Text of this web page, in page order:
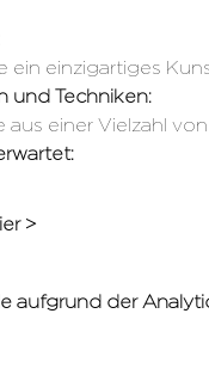
ein einzigartiges
und Techniken:
aus einer Vielzahl
>
aufgrund der